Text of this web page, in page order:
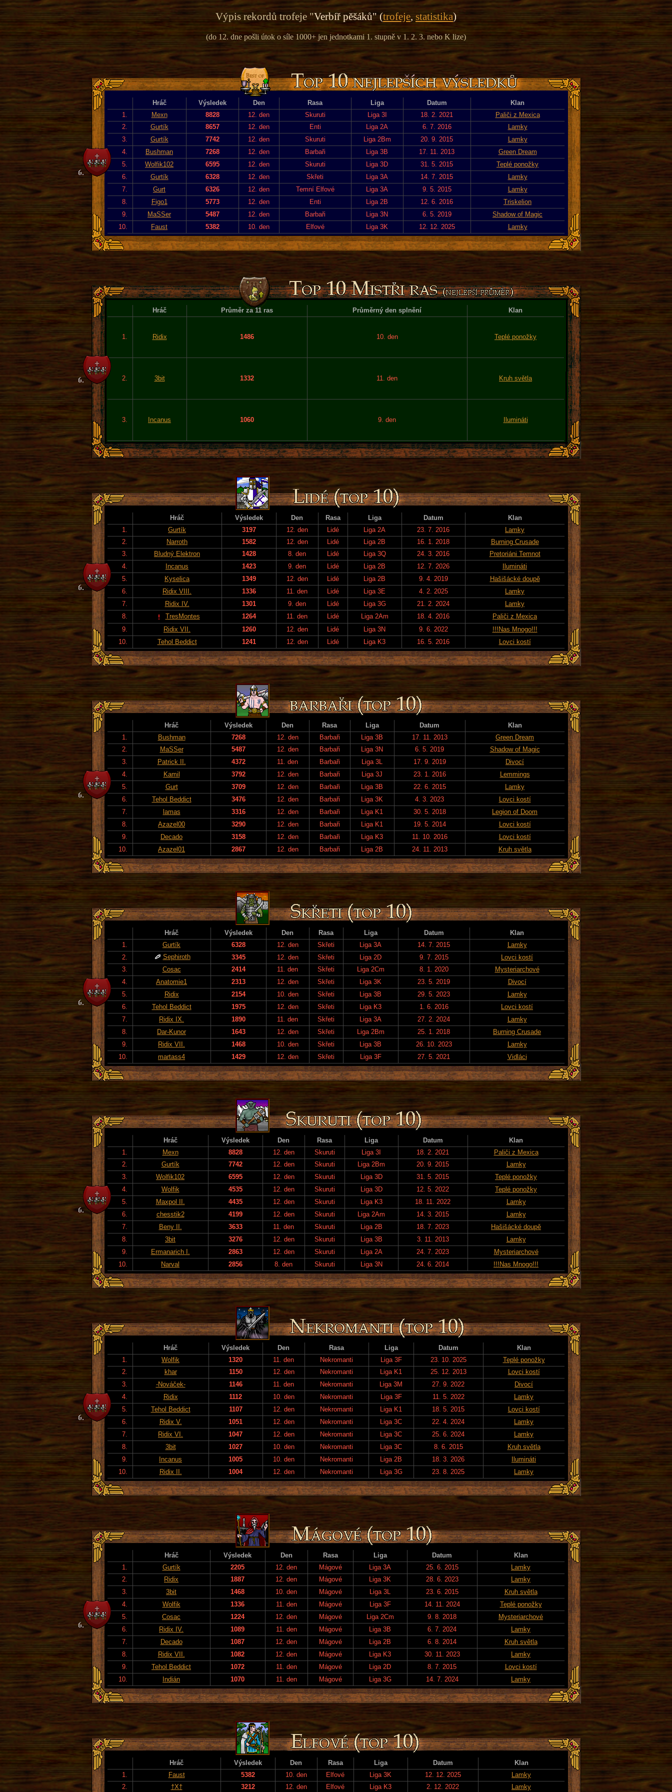
Výpis rekordů trofeje "Verbíř pěšáků" (trofeje,statistika)
(do 12. dne pošli útok o síle 1000+ jen jednotkami 1. stupně v 1. 2. 3. nebo K lize)
Hráč Výsledek Den Rasa Liga Datum
Klan
1.
Mexn 8828 12. den Skuruti Liga 3I 18. 2. 2021
Paliči z Mexica
2.
Gurtík 8657 12. den Enti Liga 2A 6. 7. 2016
Lamky
3.
Gurtík 7742 12. den Skuruti Liga 2Bm 20. 9. 2015
Lamky
4.
Bushman 7268 12. den Barbaři Liga 3B 17. 11. 2013
Green Dream
5.
Wolfik102 6595 12. den Skuruti Liga 3D 31. 5. 2015
Teplé ponožky
6.
Gurtík 6328 12. den Skřeti Liga 3A 14. 7. 2015
Lamky
7.
Gurt 6326 12. den Temní Elfové Liga 3A 9. 5. 2015
Lamky
8.
Figo1 5773 12. den Enti Liga 2B 12. 6. 2016
Triskelion
9.
MaSSer 5487 12. den Barbaři Liga 3N 6. 5. 2019
Shadow of Magic
10.
Faust 5382 10. den Elfové Liga 3K 12. 12. 2025 Lamky
Hráč Průměr za 11 ras Průměrný den splnění Klan
1. Ridix 1486 10. den Teplé ponožky
2. 3bit 1332 11. den Kruh světla
3. Incanus 1060 9. den Ilumináti
Hráč Výsledek Den Rasa Liga Datum
Klan
1.
Gurtík 3197 12. den Lidé Liga 2A 23. 7. 2016
Lamky
2.
Narroth 1582 12. den Lidé Liga 2B 16. 1. 2018
Burning Crusade
3.
Bludný Elektron 1428 8. den Lidé Liga 3Q 24. 3. 2016
Pretoriáni Temnot
4.
Incanus 1423 9. den Lidé Liga 2B 12. 7. 2026
Ilumináti
5.
Kyselica 1349 12. den Lidé Liga 2B 9. 4. 2019
Hašišácké doupě
6.
Ridix VIII. 1336 11. den Lidé Liga 3E 4. 2. 2025
Lamky
7.
Ridix IV. 1301 9. den Lidé Liga 3G 21. 2. 2024
Lamky
8.
TresMontes 1264 11. den Lidé Liga 2Am 18. 4. 2016
Paliči z Mexica
9.
Ridix VII. 1260 12. den Lidé Liga 3N 9. 6. 2022
!!!Nas Mnogo!!!
10.
Tehol Beddict 1241 12. den Lidé Liga K3 16. 5. 2016 Lovci kostí
Hráč Výsledek Den Rasa Liga Datum
Klan
1.
Bushman 7268 12. den Barbaři Liga 3B 17. 11. 2013
Green Dream
2.
MaSSer 5487 12. den Barbaři Liga 3N 6. 5. 2019
Shadow of Magic
3.
Patrick II. 4372 11. den Barbaři Liga 3L 17. 9. 2019
Divocí
4.
Kamil 3792 12. den Barbaři Liga 3J 23. 1. 2016
Lemmings
5.
Gurt 3709 12. den Barbaři Liga 3B 22. 6. 2015
Lamky
6.
Tehol Beddict 3476 12. den Barbaři Liga 3K 4. 3. 2023
Lovci kostí
7.
lamas 3316 12. den Barbaři Liga K1 30. 5. 2018
Legion of Doom
8.
Azazel00 3290 12. den Barbaři Liga K1 19. 5. 2014
Lovci kostí
9.
Decado 3158 12. den Barbaři Liga K3 11. 10. 2016
Lovci kostí
10.
Azazel01 2867 12. den Barbaři Liga 2B 24. 11. 2013 Kruh světla
Hráč Výsledek Den Rasa Liga Datum
Klan
1.
Gurtík 6328 12. den Skřeti Liga 3A 14. 7. 2015
Lamky
2.
Sephiroth 3345 12. den Skřeti Liga 2D 9. 7. 2015
Lovci kostí
3.
Cosac 2414 11. den Skřeti Liga 2Cm 8. 1. 2020
Mysteriarchové
4.
Anatomie1 2313 12. den Skřeti Liga 3K 23. 5. 2019
Divocí
5.
Ridix 2154 10. den Skřeti Liga 3B 29. 5. 2023
Lamky
6.
Tehol Beddict 1975 12. den Skřeti Liga K3 1. 6. 2016
Lovci kostí
7.
Ridix IX. 1890 11. den Skřeti Liga 3A 27. 2. 2024
Lamky
8.
Dar-Kunor 1643 12. den Skřeti Liga 2Bm 25. 1. 2018
Burning Crusade
9.
Ridix VII. 1468 10. den Skřeti Liga 3B 26. 10. 2023
Lamky
10.
martass4 1429 12. den Skřeti Liga 3F 27. 5. 2021 Vidláci
Hráč Výsledek Den Rasa Liga Datum
Klan
1.
Mexn 8828 12. den Skuruti Liga 3I 18. 2. 2021
Paliči z Mexica
2.
Gurtík 7742 12. den Skuruti Liga 2Bm 20. 9. 2015
Lamky
3.
Wolfik102 6595 12. den Skuruti Liga 3D 31. 5. 2015
Teplé ponožky
4.
Wolfik 4535 12. den Skuruti Liga 3D 12. 5. 2022
Teplé ponožky
5.
Maxpol II. 4435 12. den Skuruti Liga K3 18. 11. 2022
Lamky
6.
chesstik2 4199 12. den Skuruti Liga 2Am 14. 3. 2015
Lamky
7.
Beny II. 3633 11. den Skuruti Liga 2B 18. 7. 2023
Hašišácké doupě
8.
3bit 3276 12. den Skuruti Liga 3B 3. 11. 2013
Lamky
9.
Ermanarich I. 2863 12. den Skuruti Liga 2A 24. 7. 2023
Mysteriarchové
10.
Narval 2856 8. den Skuruti Liga 3N 24. 6. 2014 !!!Nas Mnogo!!!
Hráč Výsledek Den Rasa Liga Datum
Klan
1.
Wolfik 1320 11. den Nekromanti Liga 3F 23. 10. 2025
Teplé ponožky
2.
khar 1150 12. den Nekromanti Liga K1 25. 12. 2013
Lovci kostí
3.
-Nováček- 1146 11. den Nekromanti Liga 3M 27. 9. 2022
Divocí
4.
Ridix 1112 10. den Nekromanti Liga 3F 11. 5. 2022
Lamky
5.
Tehol Beddict 1107 12. den Nekromanti Liga K1 18. 5. 2015
Lovci kostí
6.
Ridix V. 1051 12. den Nekromanti Liga 3C 22. 4. 2024
Lamky
7.
Ridix VI. 1047 12. den Nekromanti Liga 3C 25. 6. 2024
Lamky
8.
3bit 1027 10. den Nekromanti Liga 3C 8. 6. 2015
Kruh světla
9.
Incanus 1005 10. den Nekromanti Liga 2B 18. 3. 2026
Ilumináti
10.
Ridix II. 1004 12. den Nekromanti Liga 3G 23. 8. 2025 Lamky
Hráč Výsledek Den Rasa Liga Datum
Klan
1.
Gurtík 2205 12. den Mágové Liga 3A 25. 6. 2015
Lamky
2.
Ridix 1887 12. den Mágové Liga 3K 28. 6. 2023
Lamky
3.
3bit 1468 10. den Mágové Liga 3L 23. 6. 2015
Kruh světla
4.
Wolfik 1336 11. den Mágové Liga 3F 14. 11. 2024
Teplé ponožky
5.
Cosac 1224 12. den Mágové Liga 2Cm 9. 8. 2018
Mysteriarchové
6.
Ridix IV. 1089 11. den Mágové Liga 3B 6. 7. 2024
Lamky
7.
Decado 1087 12. den Mágové Liga 2B 6. 8. 2014
Kruh světla
8.
Ridix VII. 1082 12. den Mágové Liga K3 30. 11. 2023
Lamky
9.
Tehol Beddict 1072 11. den Mágové Liga 2D 8. 7. 2015
Lovci kostí
10.
Indián 1070 11. den Mágové Liga 3G 14. 7. 2024 Lamky
Hráč Výsledek Den Rasa Liga Datum
Klan
1.
Faust 5382 10. den Elfové Liga 3K 12. 12. 2025
Lamky
2.
†X† 3212 12. den Elfové Liga K3 2. 12. 2022 Lamky